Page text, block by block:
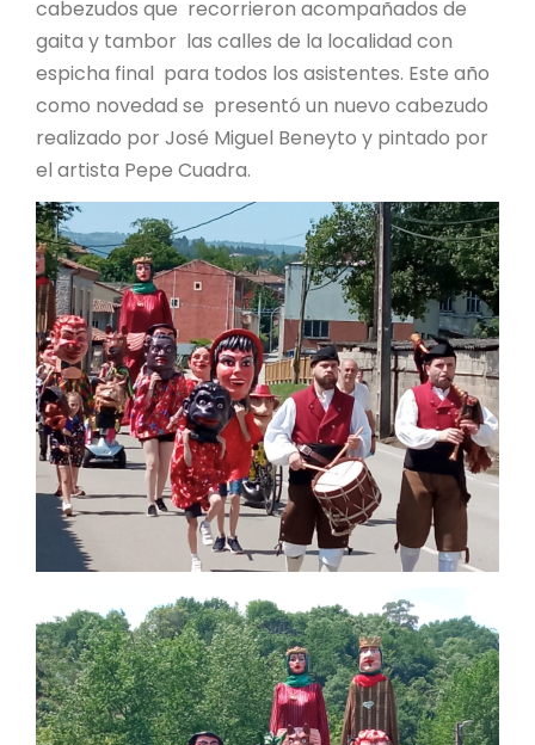
cabezudos que recorrieron acompañados de
gaita y tambor las calles de la localidad con
espicha final para todos los asistentes. Este año
como novedad se presentó un nuevo cabezudo
realizado por José Miguel Beneyto y pintado por
el artista Pepe Cuadra.